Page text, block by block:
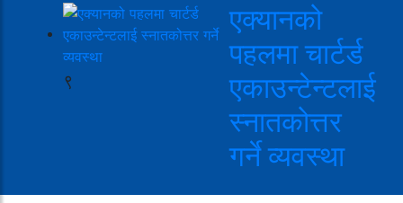
९
एक्यानको
पहलमा चार्टर्ड
एकाउन्टेन्टलाई
स्नातकोत्तर
गर्ने व्यवस्था